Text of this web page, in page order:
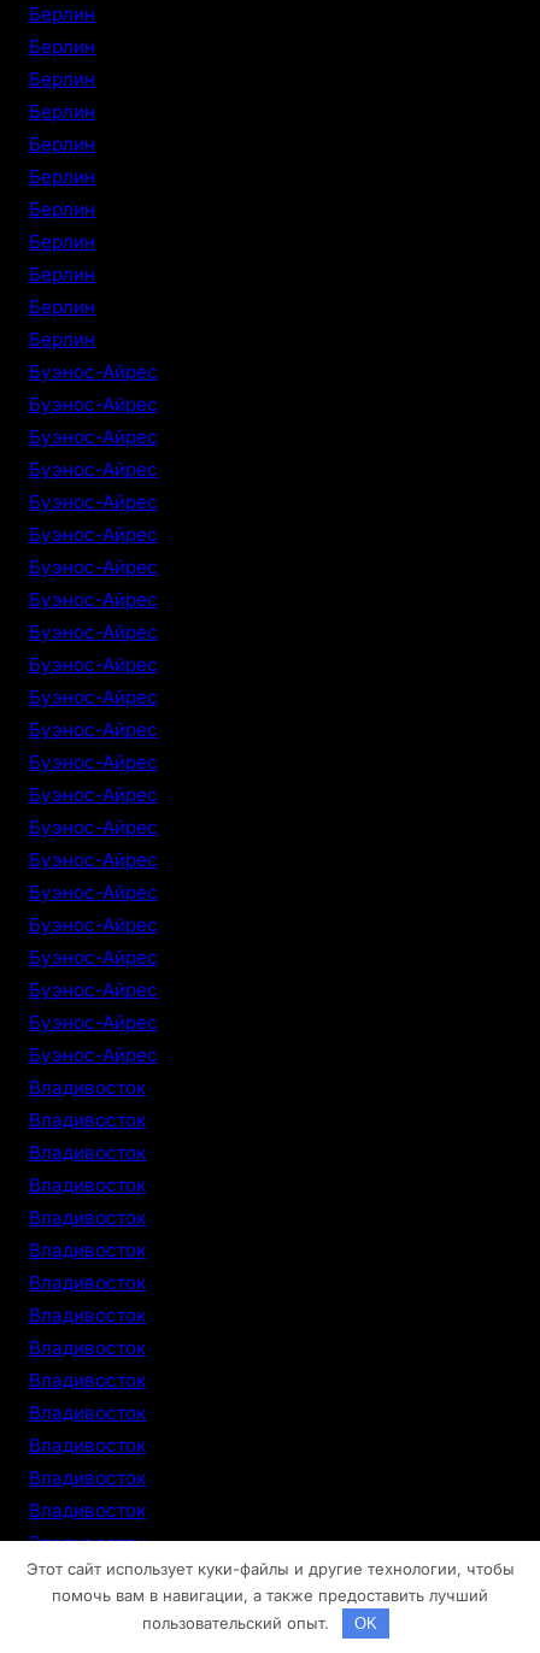
Берлин
Берлин
Берлин
Берлин
Берлин
Берлин
Берлин
Берлин
Берлин
Берлин
Берлин
Буэнос-Айрес
Буэнос-Айрес
Буэнос-Айрес
Буэнос-Айрес
Буэнос-Айрес
Буэнос-Айрес
Буэнос-Айрес
Буэнос-Айрес
Буэнос-Айрес
Буэнос-Айрес
Буэнос-Айрес
Буэнос-Айрес
Буэнос-Айрес
Буэнос-Айрес
Буэнос-Айрес
Буэнос-Айрес
Буэнос-Айрес
Буэнос-Айрес
Буэнос-Айрес
Буэнос-Айрес
Буэнос-Айрес
Буэнос-Айрес
Владивосток
Владивосток
Владивосток
Владивосток
Владивосток
Владивосток
Владивосток
Владивосток
Владивосток
Владивосток
Владивосток
Владивосток
Владивосток
Владивосток
Владивосток
Владивосток
Владивосток
Этот сайт использует куки-файлы и другие технологии, чтобы
помочь вам в навигации, а также предоставить лучший
пользовательский опыт.
OK